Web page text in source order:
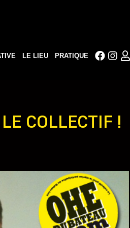
LE LIEU PRATIQUE
COLLECTIF !